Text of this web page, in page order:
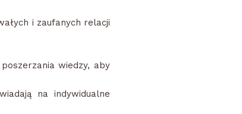
i zaufanych relacji
wiedzy, aby
na indywidualne